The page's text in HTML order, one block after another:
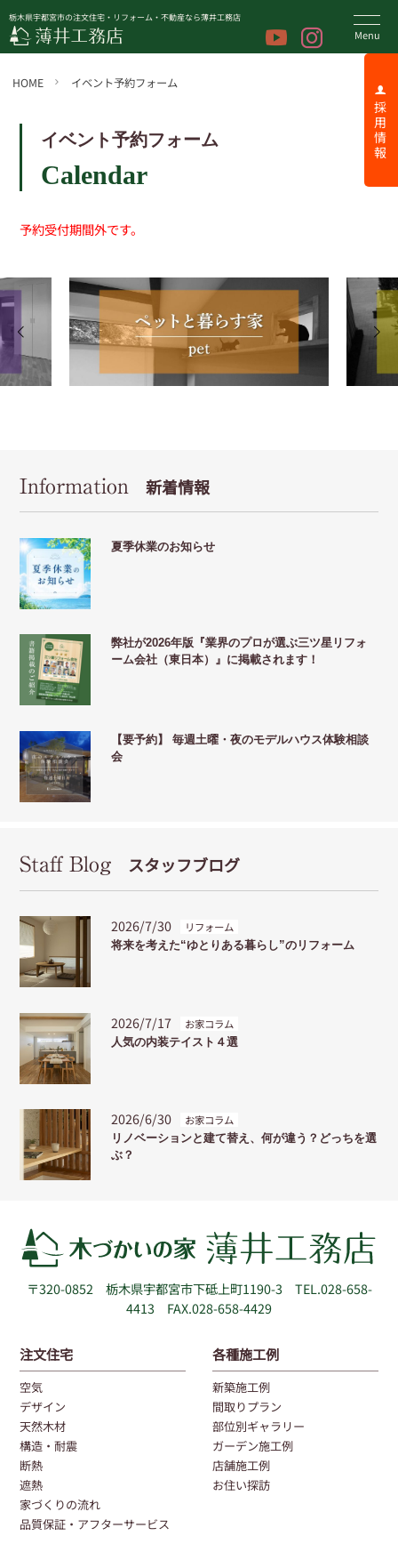
栃木県宇都宮市の注文住宅・リフォーム・不動産なら薄井工務店
採 用 情 報
HOME イベント予約フォーム
イベント予約フォーム
Calendar
予約受付期間外です。
Information 新着情報
夏季休業のお知らせ
弊社が2026年版『業界のプロが選ぶ三ツ星リフォ
ーム会社（東日本）』に掲載されます！
【要予約】 毎週土曜・夜のモデルハウス体験相談
会
Staff Blog スタッフブログ
2026/7/30 リフォーム
将来を考えた“ゆとりある暮らし”のリフォーム
2026/7/17 お家コラム
人気の内装テイスト４選
2026/6/30 お家コラム
リノベーションと建て替え、何が違う？どっちを選
ぶ？
〒320-0852 栃木県宇都宮市下砥上町1190-3
TEL.028-658-
4413 FAX.028-658-4429
注文住宅
空気
デザイン
天然木材
構造・耐震
断熱
遮熱
家づくりの流れ
品質保証・アフターサービス
各種施工例
新築施工例
間取りプラン
部位別ギャラリー
ガーデン施工例
店舗施工例
お住い探訪